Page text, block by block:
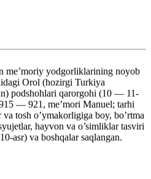
yodgorliklarining noyob
Orol (hozirgi Turkiya
podshohlari qarorgohi (10 — 11-
— 921, me’mori Manuel; tarhi
tosh o’ymakorligiga boy, bo’rtma
hayvon va o’simliklar tasviri
asr) va boshqalar saqlangan.